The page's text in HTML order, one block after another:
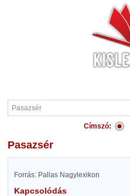
Címszó:
Pasazsér
Forrás: Pallas Nagylexikon
Kapcsolódás